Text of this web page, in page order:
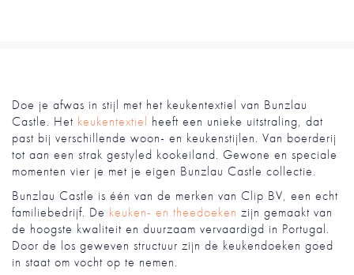
Doe je afwas in stijl met het keukentextiel van Bunzlau
Castle. Het keukentextiel heeft een unieke uitstraling, dat
past bij verschillende woon- en keukenstijlen. Van boerderij
tot aan een strak gestyled kookeiland. Gewone en speciale
momenten vier je met je eigen Bunzlau Castle collectie.
Bunzlau Castle is één van de merken van Clip BV, een echt
familiebedrijf. De keuken- en theedoeken zijn gemaakt van
de hoogste kwaliteit en duurzaam vervaardigd in Portugal.
Door de los geweven structuur zijn de keukendoeken goed
in staat om vocht op te nemen.